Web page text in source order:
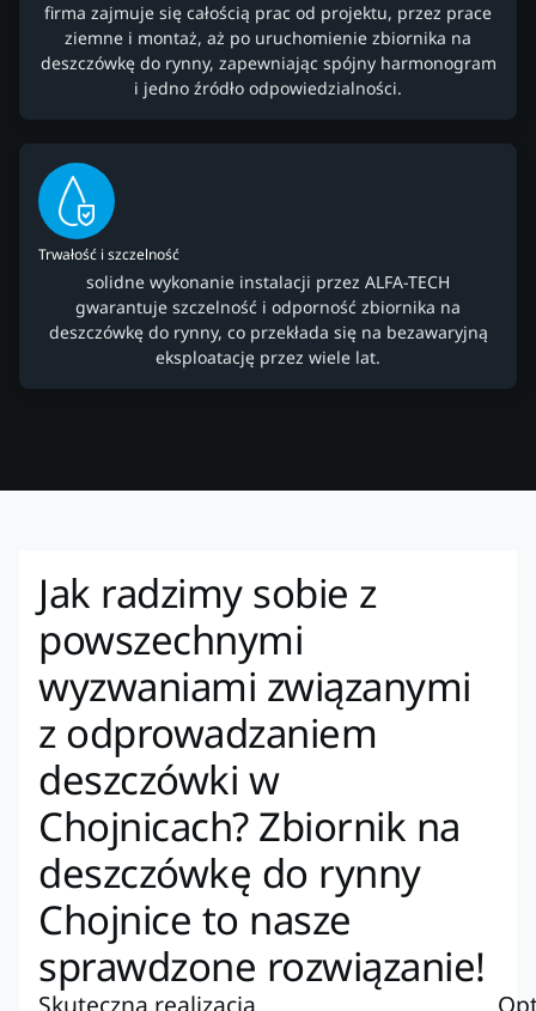
firma zajmuje się całością prac od projektu, przez prace
ziemne i montaż, aż po uruchomienie zbiornika na
deszczówkę do rynny, zapewniając spójny harmonogram
i jedno źródło odpowiedzialności.
Trwałość i szczelność
solidne wykonanie instalacji przez ALFA-TECH
gwarantuje szczelność i odporność zbiornika na
deszczówkę do rynny, co przekłada się na bezawaryjną
eksploatację przez wiele lat.
Jak radzimy sobie z
powszechnymi
wyzwaniami związanymi
z odprowadzaniem
deszczówki w
Chojnicach? Zbiornik na
deszczówkę do rynny
Chojnice to nasze
sprawdzone rozwiązanie!